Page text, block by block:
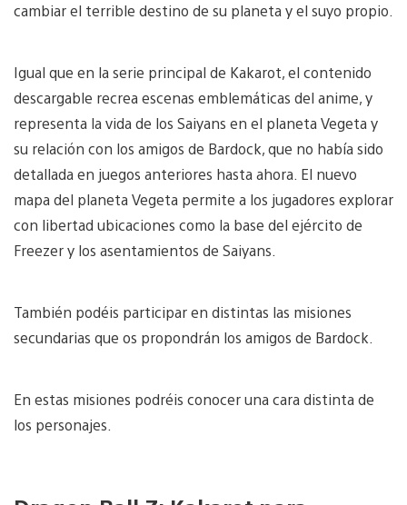
cambiar el terrible destino de su planeta y el suyo propio.
Igual que en la serie principal de Kakarot, el contenido
descargable recrea escenas emblemáticas del anime, y
representa la vida de los Saiyans en el planeta Vegeta y
su relación con los amigos de Bardock, que no había sido
detallada en juegos anteriores hasta ahora. El nuevo
mapa del planeta Vegeta permite a los jugadores explorar
con libertad ubicaciones como la base del ejército de
Freezer y los asentamientos de Saiyans.
También podéis participar en distintas las misiones
secundarias que os propondrán los amigos de Bardock.
En estas misiones podréis conocer una cara distinta de
los personajes.